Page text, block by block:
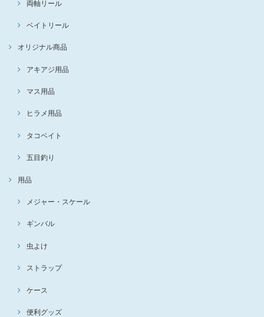
両軸リール
ベイトリール
オリジナル商品
アキアジ用品
マス用品
ヒラメ用品
タコベイト
五目釣り
用品
メジャー・スケール
ギンバル
虫よけ
ストラップ
ケース
便利グッズ